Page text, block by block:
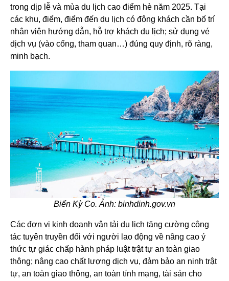
trong dịp lễ và mùa du lịch cao điểm hè năm 2025. Tại
các khu, điểm, điểm đến du lịch có đông khách cần bố trí
nhân viên hướng dẫn, hỗ trợ khách du lịch; sử dụng vé
dịch vụ (vào cổng, tham quan…) đúng quy định, rõ ràng,
minh bạch.
Biển Kỳ Co. Ảnh: binhdinh.gov.vn
Các đơn vị kinh doanh vận tải du lịch tăng cường công
tác tuyên truyền đối với người lao động về nâng cao ý
thức tự giác chấp hành pháp luật trật tự an toàn giao
thông; nâng cao chất lượng dịch vụ, đảm bảo an ninh trật
tự, an toàn giao thông, an toàn tính mạng, tài sản cho